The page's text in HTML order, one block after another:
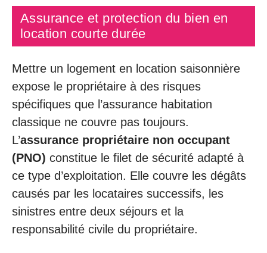
Assurance et protection du bien en
location courte durée
Mettre un logement en location saisonnière
expose le propriétaire à des risques
spécifiques que l’assurance habitation
classique ne couvre pas toujours.
L’assurance propriétaire non occupant
(PNO) constitue le filet de sécurité adapté à
ce type d’exploitation. Elle couvre les dégâts
causés par les locataires successifs, les
sinistres entre deux séjours et la
responsabilité civile du propriétaire.